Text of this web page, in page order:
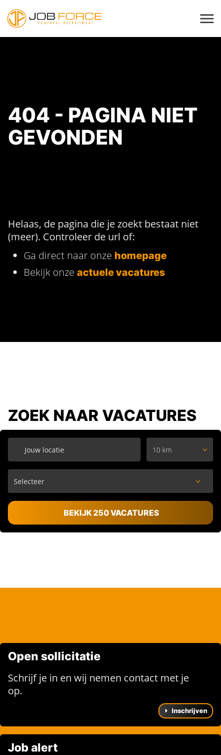
404 - PAGINA NIET
GEVONDEN
Helaas, de pagina die je zoekt bestaat niet
(meer). Controleer de url of:
Ga direct naar onze homepage
Bekijk onze actuele vacatures
ZOEK NAAR VACATURES
10 km
BEKIJK 250 VACATURES
Open sollicitatie
Schrijf je in en wij nemen contact met je
op.
Inschrijven
Job alert